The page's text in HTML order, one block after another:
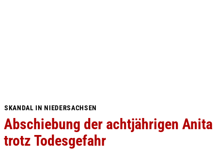
SKANDAL IN NIEDERSACHSEN
Abschiebung der achtjährigen Anita
trotz Todesgefahr